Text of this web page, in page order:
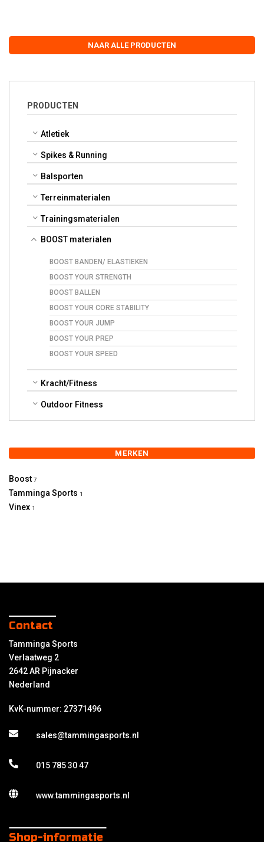
NAAR ALLE PRODUCTEN
PRODUCTEN
Atletiek
Spikes & Running
Balsporten
Terreinmaterialen
Trainingsmaterialen
BOOST materialen
BOOST BANDEN/ ELASTIEKEN
BOOST YOUR STRENGTH
BOOST BALLEN
BOOST YOUR CORE STABILITY
BOOST YOUR JUMP
BOOST YOUR PREP
BOOST YOUR SPEED
Kracht/Fitness
Outdoor Fitness
MERKEN
Boost 7
Tamminga Sports 1
Vinex 1
Contact
Tamminga Sports
Verlaatweg 2
2642 AR Pijnacker
Nederland
KvK-nummer: 27371496
sales@tammingasports.nl
015 785 30 47
www.tammingasports.nl
Shop-informatie